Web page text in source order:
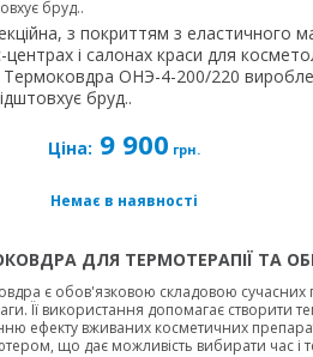
бруд..
з покриттям з еластичного
і салонах краси для
Термоковдра ОНЭ-4-200/220
бруд..
Ціна: 9 900 грн.
Немає в наявності
ДЛЯ ТЕРМОТЕРАПІЇ ТА
є обов'язковою складовою сучасних
Її використання допомагає створити
ефекту вживаних косметичних
що дає можливість вибирати час і